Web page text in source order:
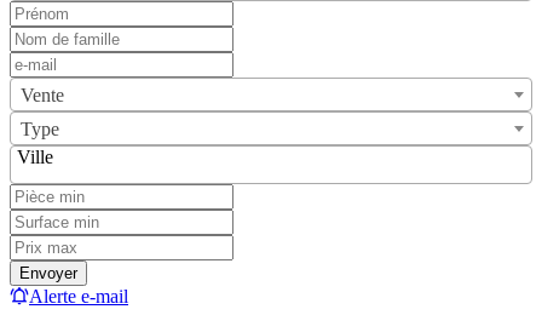
Vente
Type
Ville
Envoyer
Alerte e-mail